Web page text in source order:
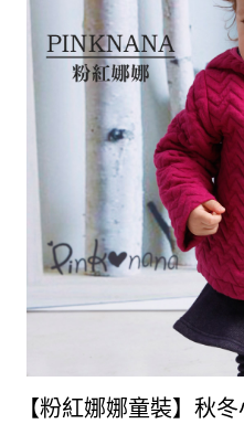
【粉紅娜娜童裝】秋